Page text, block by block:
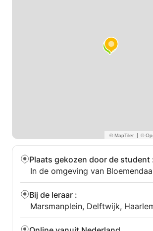
|
Plaats gekozen door de student
In de omgeving van
Bij de leraar :
Marsmanplein, Delftwijk,